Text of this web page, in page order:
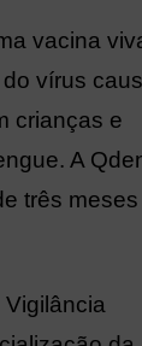
vacina
vírus
crianças e
A
três meses